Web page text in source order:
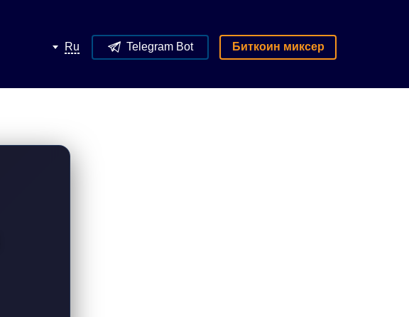
Ru Telegram Bot Биткоин миксер